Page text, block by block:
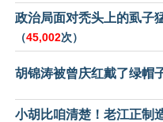
政治局面对秃头上的虱子
（45,002次）
胡锦涛被曾庆红戴了绿帽
小胡比咱清楚！老江正制